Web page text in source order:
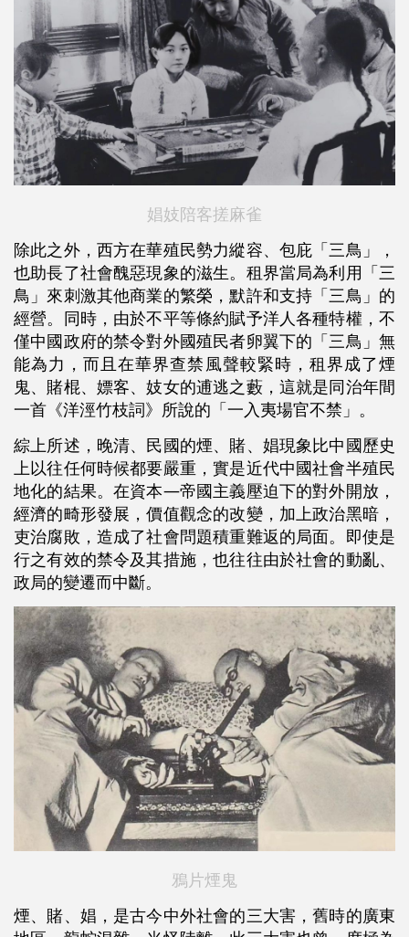
娼妓陪客搓麻雀
除此之外，西方在華殖民勢力縱容、包庇「三鳥」，
也助長了社會醜惡現象的滋生。租界當局為利用「三
鳥」來刺激其他商業的繁榮，默許和支持「三鳥」的
經營。同時，由於不平等條約賦予洋人各種特權，不
僅中國政府的禁令對外國殖民者卵翼下的「三鳥」無
能為力，而且在華界查禁風聲較緊時，租界成了煙
鬼、賭棍、嫖客、妓女的逋逃之藪，這就是同治年間
一首《洋涇竹枝詞》所說的「一入夷場官不禁」。
綜上所述，晚清、民國的煙、賭、娼現象比中國歷史
上以往任何時候都要嚴重，實是近代中國社會半殖民
地化的結果。在資本—帝國主義壓迫下的對外開放，
經濟的畸形發展，價值觀念的改變，加上政治黑暗，
吏治腐敗，造成了社會問題積重難返的局面。即使是
行之有效的禁令及其措施，也往往由於社會的動亂、
政局的變遷而中斷。
鴉片煙鬼
煙、賭、娼，是古今中外社會的三大害，舊時的廣東